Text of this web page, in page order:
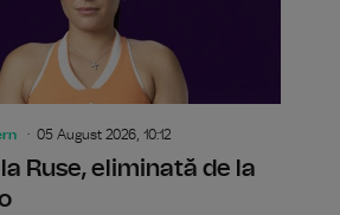
05 August 2026, 10:12
Ruse, eliminată de la